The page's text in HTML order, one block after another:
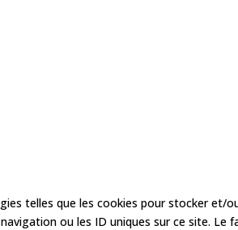
telles que les cookies pour stocker
ou les ID uniques sur ce site.